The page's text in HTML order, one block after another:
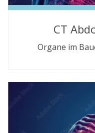
CT
Organe im